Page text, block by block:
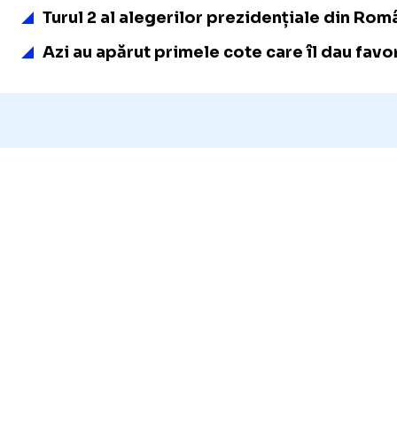
Turul 2 al alegerilor prezidențiale din
Azi au apărut primele cote care îl dau